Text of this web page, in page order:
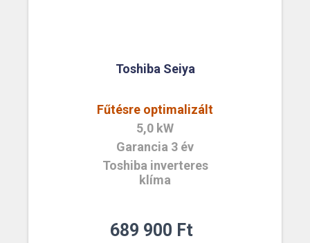
Toshiba Seiya
Fűtésre optimalizált
5,0 kW
Garancia 3 év
Toshiba inverteres
klíma
689 900 Ft